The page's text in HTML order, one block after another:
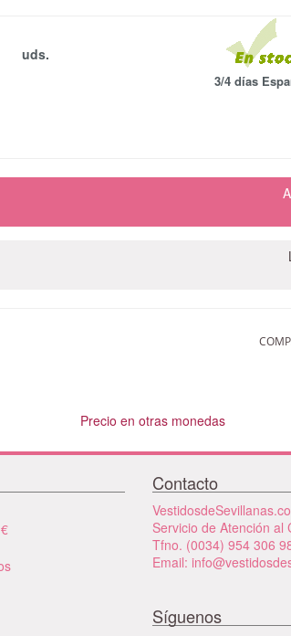
uds.
3/4 días
Precio en otras monedas
€
Contacto
Servicio de Atención al
Tfno. (0034) 954 306
Email:
Síguenos